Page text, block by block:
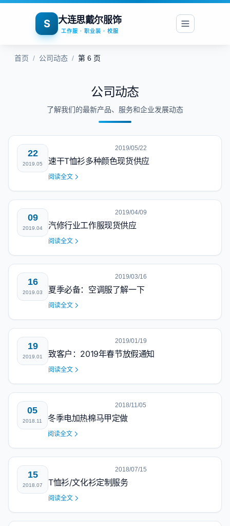
S 大连思戴尔服饰
工作服 · 职业装 · 校服
首页 / 公司动态 / 第 6 页
公司动态
了解我们的最新产品、服务和企业发展动态
22
2019.05
2019/05/22
速干T恤衫多种颜色现货供应
阅读全文
09
2019.04
2019/04/09
汽修行业工作服现货供应
阅读全文
16
2019.03
2019/03/16
夏季必备：空调服了解一下
阅读全文
19
2019.01
2019/01/19
致客户：2019年春节放假通知
阅读全文
05
2018.11
2018/11/05
冬季电加热棉马甲定做
阅读全文
15
2018.07
2018/07/15
T恤衫/文化衫定制服务
阅读全文